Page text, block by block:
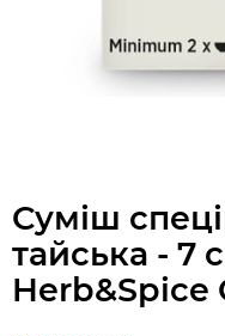
Суміш
тайська - 7
Herb&Spice